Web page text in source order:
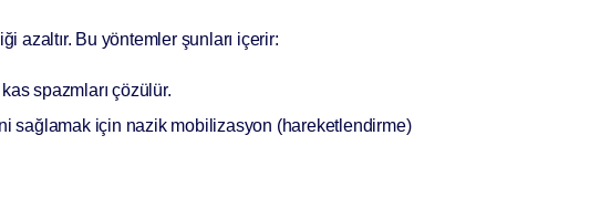
azaltır. Bu yöntemler şunları içerir:
spazmları çözülür.
sağlamak için nazik mobilizasyon (hareketlendirme)